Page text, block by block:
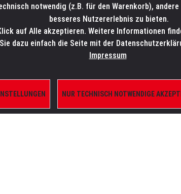
SALES-HOTLINE: +49 5451 5900-800 24/7:
SHOP MARKEN AKTUELLES
notwendig (z.B. für den Warenkorb),
besseres Nutzererlebnis zu bieten.
auf Alle akzeptieren. Weitere Informationen
dazu einfach die Seite mit der
Impressum
NUR TECHNISCH NOTWENDIGE